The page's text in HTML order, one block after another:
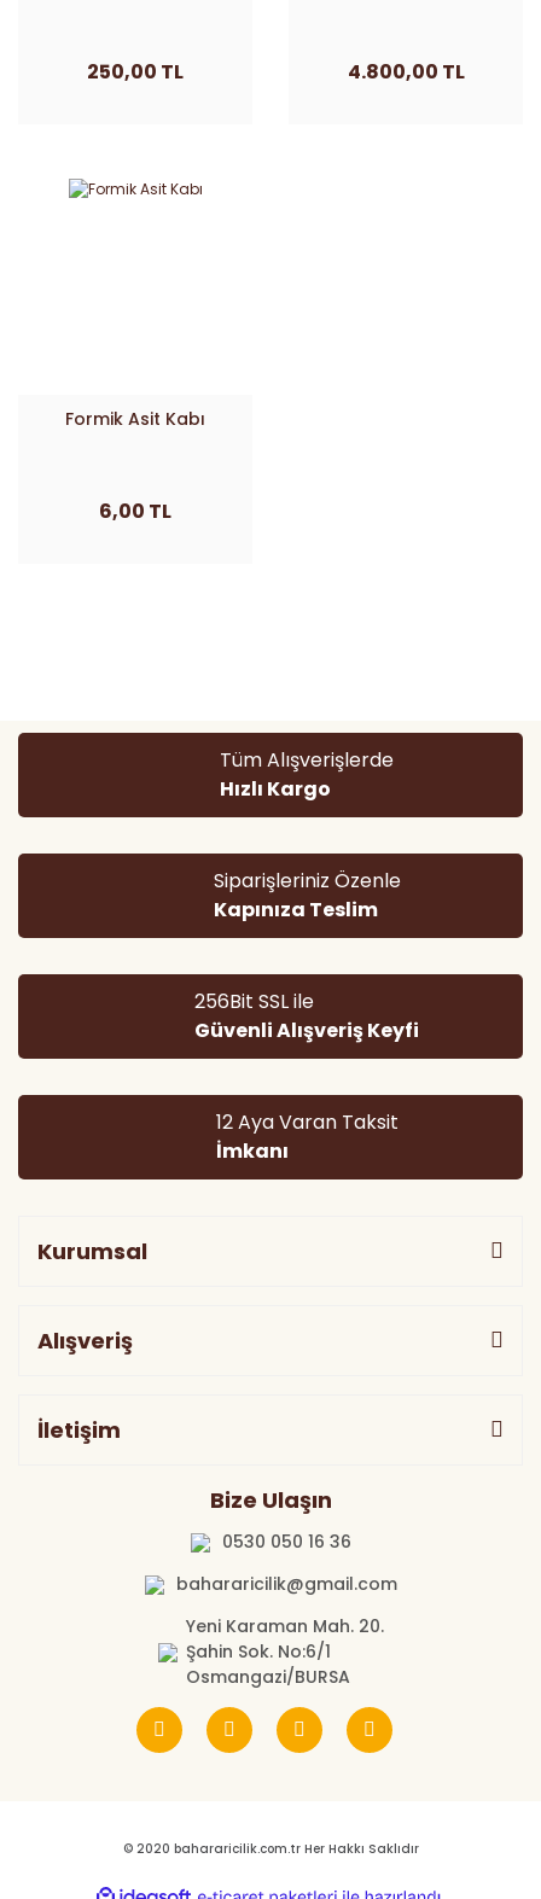
250,00 TL 4.800,00 TL
Formik Asit Kabı
6,00 TL
Tüm Alışverişlerde
Hızlı Kargo
Siparişleriniz Özenle
Kapınıza Teslim
256Bit SSL ile
Güvenli Alışveriş Keyfi
12 Aya Varan Taksit
İmkanı
Kurumsal
Alışveriş
İletişim
Bize Ulaşın
0530 050 16 36
bahararicilik@gmail.com
Yeni Karaman Mah. 20.
Şahin Sok. No:6/1
Osmangazi/BURSA
© 2020 bahararicilik.com.tr Her Hakkı Saklıdır